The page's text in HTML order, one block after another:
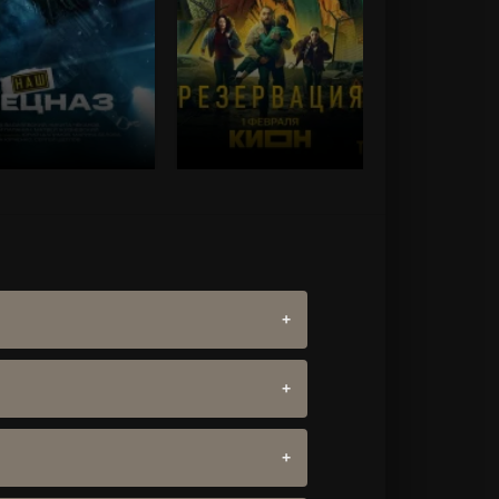
catlist]
[/not-
7.9 0
[catlist=8][not-
catlist=3,4,5,6,7,1][/not-
catlist][/catlist]
[catlist=6,7][not-
catlist=2,3,4,5,8,1][/not-
catlist][/catlist]
персональные данные и не
интернет-соединения. Очистите кэш